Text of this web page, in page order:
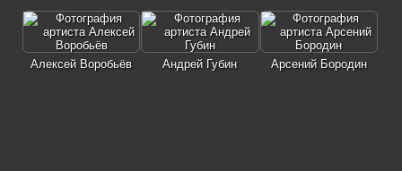
Алексей Воробьёв Андрей Губин Арсений Бородин